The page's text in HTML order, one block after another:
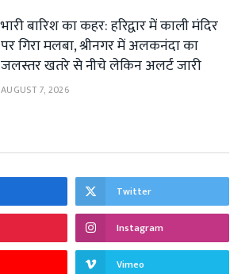
भारी बारिश का कहर: हरिद्वार में काली मंदिर
पर गिरा मलबा, श्रीनगर में अलकनंदा का
जलस्तर खतरे से नीचे लेकिन अलर्ट जारी
AUGUST 7, 2026
Twitter
Instagram
Vimeo